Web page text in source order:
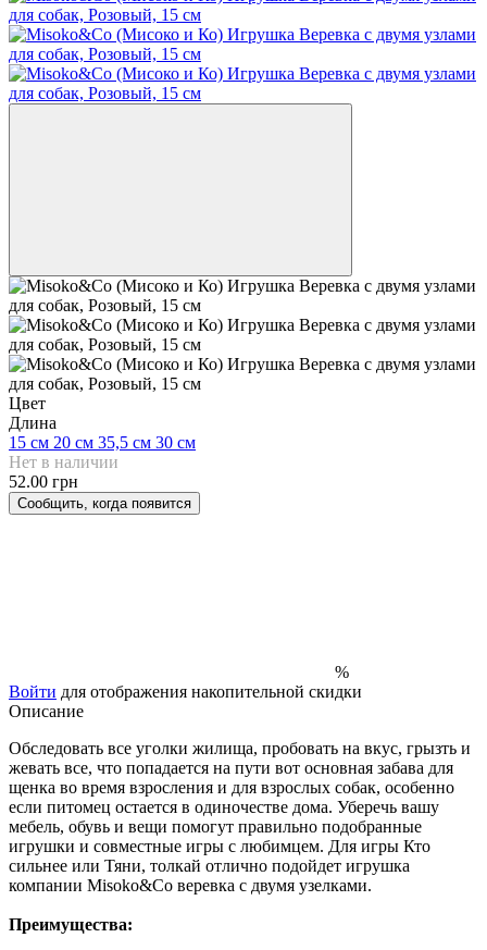
Цвет
Длина
15 см 20 см 35,5 см 30 см
Нет в наличии
52.00 грн
Сообщить, когда появится
%
Войти для отображения накопительной скидки
Описание
Обследовать все уголки жилища, пробовать на вкус, грызть и
жевать все, что попадается на пути вот основная забава для
щенка во время взросления и для взрослых собак, особенно
если питомец остается в одиночестве дома. Уберечь вашу
мебель, обувь и вещи помогут правильно подобранные
игрушки и совместные игры с любимцем. Для игры Кто
сильнее или Тяни, толкай отлично подойдет игрушка
компании Misoko&Co веревка с двумя узелками.
Преимущества: